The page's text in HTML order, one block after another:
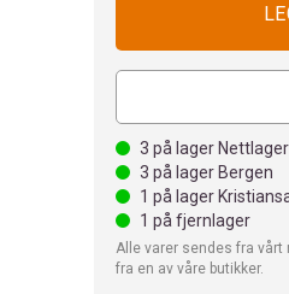
3 på lager
3 på lager Bergen
1 på lager
1 på fjernlager
Alle varer sendes fra
fra en av våre butikker.